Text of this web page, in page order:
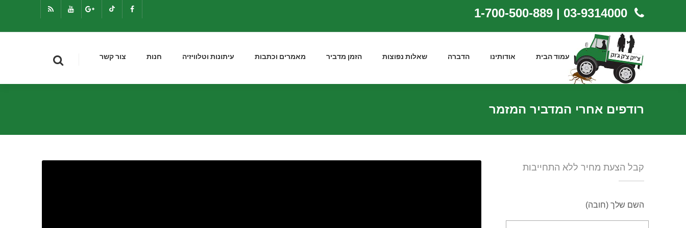
עמוד הבית אודותינו הדברה שאלות נפוצות הזמן מדביר מאמרים וכתבות עיתונות וטלוויזיה חנות צור קשר
רודפים אחרי המדביר המזמר
קבל הצעת מחיר ללא התחייבות
השם שלך (חובה)